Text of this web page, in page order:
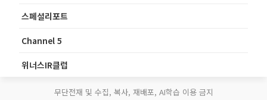
스페셜리포트
Channel 5
위너스IR클럽
무단전재 및 수집, 복사, 재배포, AI학습 이용 금지